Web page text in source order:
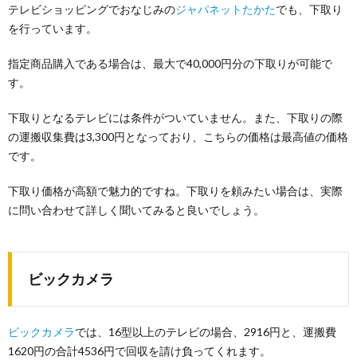
テレビショッピングでおなじみのジャパネットたかたでも、下取り
を行っています。
指定商品購入である場合は、最大で40,000円分の下取りが可能で
す。
下取りとなるテレビには条件がついていません。また、下取りの際
の運搬収集費は3,300円となっており、こちらの価格は最高値の価格
です。
下取り価格が高額で魅力的ですね。下取りを頼みたい場合は、実際
に問い合わせて詳しく聞いてみると良いでしょう。
ビックカメラ
ビックカメラでは、16型以上のテレビの場合、2916円と、運搬費
1620円の合計4536円で回収を請け負ってくれます。